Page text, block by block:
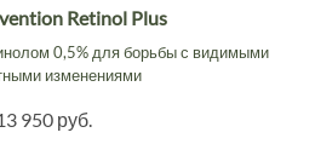
Retinol Plus
0,5% для борьбы с видимыми
изменениями
950 руб.